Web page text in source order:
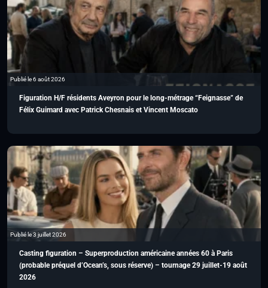
Publié le 6 août 2026
Figuration H/F résidents Aveyron pour le long-métrage “Feignasse” de
Félix Guimard avec Patrick Chesnais et Vincent Moscato
Publié le 3 juillet 2026
Casting figuration – Superproduction américaine années 60 à Paris
(probable préquel d’Ocean’s, sous réserve) – tournage 29 juillet-19 août
2026